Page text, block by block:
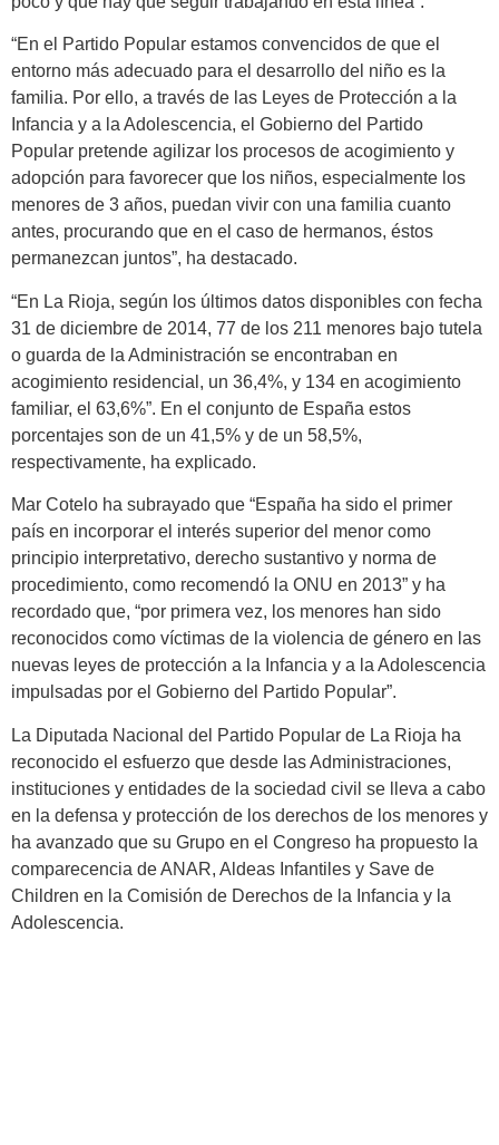
“En el Partido Popular estamos convencidos de que el
entorno más adecuado para el desarrollo del niño es la
familia. Por ello, a través de las Leyes de Protección a la
Infancia y a la Adolescencia, el Gobierno del Partido
Popular pretende agilizar los procesos de acogimiento y
adopción para favorecer que los niños, especialmente los
menores de 3 años, puedan vivir con una familia cuanto
antes, procurando que en el caso de hermanos, éstos
permanezcan juntos”, ha destacado.
“En La Rioja, según los últimos datos disponibles con fecha
31 de diciembre de 2014, 77 de los 211 menores bajo tutela
o guarda de la Administración se encontraban en
acogimiento residencial, un 36,4%, y 134 en acogimiento
familiar, el 63,6%”. En el conjunto de España estos
porcentajes son de un 41,5% y de un 58,5%,
respectivamente, ha explicado.
Mar Cotelo ha subrayado que “España ha sido el primer
país en incorporar el interés superior del menor como
principio interpretativo, derecho sustantivo y norma de
procedimiento, como recomendó la ONU en 2013” y ha
recordado que, “por primera vez, los menores han sido
reconocidos como víctimas de la violencia de género en las
nuevas leyes de protección a la Infancia y a la Adolescencia
impulsadas por el Gobierno del Partido Popular”.
La Diputada Nacional del Partido Popular de La Rioja ha
reconocido el esfuerzo que desde las Administraciones,
instituciones y entidades de la sociedad civil se lleva a cabo
en la defensa y protección de los derechos de los menores y
ha avanzado que su Grupo en el Congreso ha propuesto la
comparecencia de ANAR, Aldeas Infantiles y Save de
Children en la Comisión de Derechos de la Infancia y la
Adolescencia.